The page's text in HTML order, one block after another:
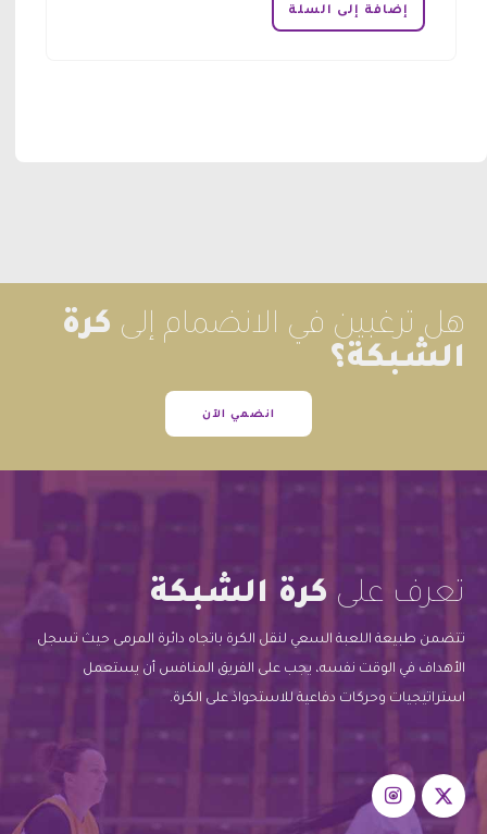
إضافة إلى السلة
هل ترغبين في الانضمام إلى كرة
الشبكة؟
انضمي الآن
تعرف على كرة الشبكة
تتضمن طبيعة اللعبة السعي لنقل الكرة باتجاه دائرة المرمى حيث تسجل
الأهداف في الوقت نفسه، يجب على الفريق المنافس أن يستعمل
استراتيجيات وحركات دفاعية للاستحواذ على الكرة.